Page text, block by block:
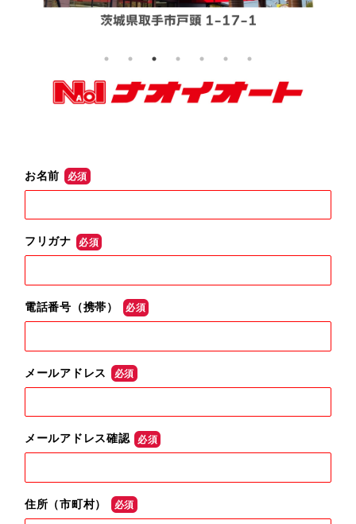
お名前 必須
フリガナ 必須
電話番号（携帯） 必須
メールアドレス 必須
メールアドレス確認 必須
住所（市町村） 必須